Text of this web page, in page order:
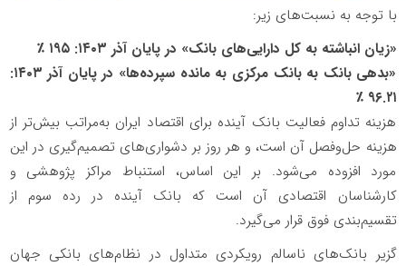
با توجه به نسبت‌های زیر:
«زیان انباشته به کل دارایی‌های بانک» در پایان آذر ۱۴۰۳: ۱۹۵ ٪
«بدهی بانک به بانک مرکزی به مانده سپرده‌ها» در پایان آذر ۱۴۰۳:
۹۶.۲۱ ٪
هزینه تداوم فعالیت بانک آینده برای اقتصاد ایران به‌مراتب بیش‌تر از
هزینه حل‌وفصل آن است، و هر روز بر دشواری‌های تصمیم‌گیری در این
مورد افزوده می‌شود. بر این اساس، استنباط مراکز پژوهشی و
کارشناسان اقتصادی آن است که بانک آینده در رده سوم از
تقسیم‌بندی فوق قرار می‌گیرد.
گزیر بانک‌های ناسالم رویکردی متداول در نظام‌های بانکی جهان